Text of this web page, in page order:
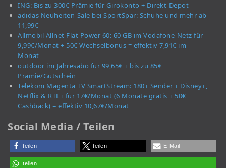
ING: Bis zu 300€ Prämie für Girokonto + Direkt-Depot
adidas Neuheiten-Sale bei SportSpar: Schuhe und mehr ab
11,99€
Allmobil Allnet Flat Power 60: 60 GB im Vodafone-Netz für
9,99€/Monat + 50€ Wechselbonus = effektiv 7,91€ im
Monat
outdoor im Jahresabo für 99,65€ + bis zu 85€
Prämie/Gutschein
Telekom Magenta TV SmartStream: 180+ Sender + Disney+,
Netflix & RTL+ für 17€/Monat (6 Monate gratis + 50€
Cashback) = effektiv 10,67€/Monat
Social Media / Teilen
teilen teilen E-Mail
teilen